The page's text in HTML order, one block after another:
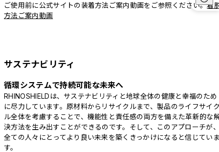
ご使用前に公式サイトの装着方法ご案内動画をご参照ください。着
方法ご案内動画
サステナビリティ
循環システムで持続可能な未来へ
RHINOSHIELDは、サステナビリティと地球全体の健康と幸福のため
に尽力しています。原材料からリサイクルまで、製品のライフサイ
ル全体を考慮することで、機能性と責任感の両方を備えた革新的な
決方法を生み出すことができるのです。そして、このアプローチが
全ての人々にとってより良い未来を築くきっかけになると信じてい
す。